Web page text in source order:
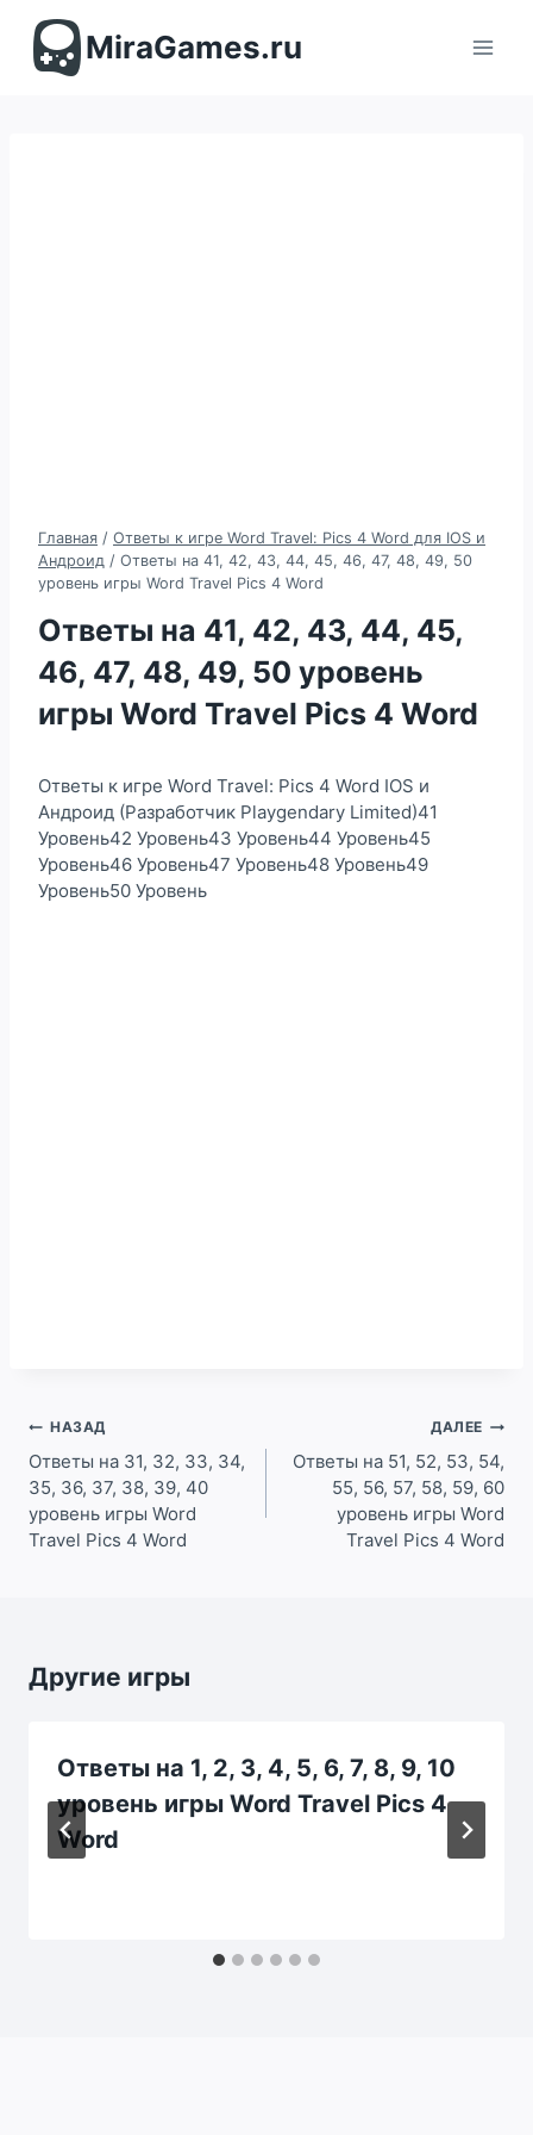
содержимомуMiraGames.ru
Главная / Ответы к игре Word Travel: Pics 4 Word для IOS и
Андроид / Ответы на 41, 42, 43, 44, 45, 46, 47, 48, 49, 50
уровень игры Word Travel Pics 4 Word
Ответы на 41, 42, 43, 44, 45,
46, 47, 48, 49, 50 уровень
игры Word Travel Pics 4 Word
Ответы к игре Word Travel: Pics 4 Word IOS и
Андроид (Разработчик Playgendary Limited)41
Уровень42 Уровень43 Уровень44 Уровень45
Уровень46 Уровень47 Уровень48 Уровень49
Уровень50 Уровень
Навигация
по
записям
НАЗАД
Ответы на 31, 32, 33, 34,
35, 36, 37, 38, 39, 40
уровень игры Word
Travel Pics 4 Word
ДАЛЕЕ
Ответы на 51, 52, 53, 54,
55, 56, 57, 58, 59, 60
уровень игры Word
Travel Pics 4 Word
Другие игры
Ответы на 1, 2, 3, 4, 5, 6, 7, 8, 9, 10
уровень игры Word Travel Pics 4
Word